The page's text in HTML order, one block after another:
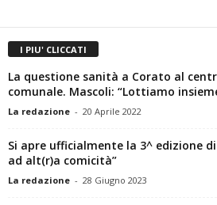
I PIU' CLICCATI
La questione sanità a Corato al
comunale. Mascoli: “Lottiamo
La redazione - 20 Aprile 2022
Si apre ufficialmente la 3^ edizione
ad alt(r)a comicità”
La redazione - 28 Giugno 2023